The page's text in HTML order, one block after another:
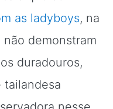
as ladyboys, na
demonstram
duradouros,
tailandesa